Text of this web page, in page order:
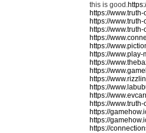
this is good.
https://
https://
https://
https://
https://
https://
https://
https://
https://
https://
https://
https://
https://
https://
https://